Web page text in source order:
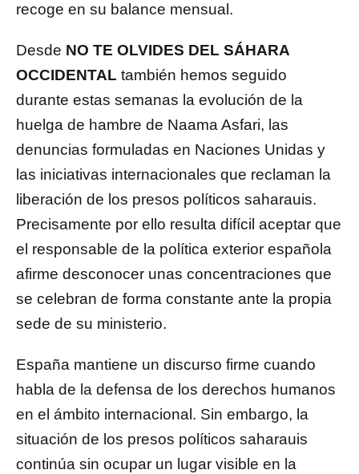
recoge en su balance mensual.
Desde NO TE OLVIDES DEL SÁHARA
OCCIDENTAL también hemos seguido
durante estas semanas la evolución de la
huelga de hambre de Naama Asfari, las
denuncias formuladas en Naciones Unidas y
las iniciativas internacionales que reclaman la
liberación de los presos políticos saharauis.
Precisamente por ello resulta difícil aceptar que
el responsable de la política exterior española
afirme desconocer unas concentraciones que
se celebran de forma constante ante la propia
sede de su ministerio.
España mantiene un discurso firme cuando
habla de la defensa de los derechos humanos
en el ámbito internacional. Sin embargo, la
situación de los presos políticos saharauis
continúa sin ocupar un lugar visible en la